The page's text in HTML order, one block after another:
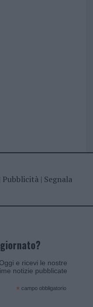
Pubblicità| Segnala
e ricevi le nostre
notizie pubblicate
* campo obbligatorio